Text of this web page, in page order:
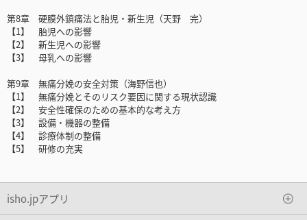
第8章 硬膜外鎮痛法と胎児・新生児（天野 完）
【1】 胎児への影響
【2】 新生児への影響
【3】 母乳への影響
第9章 無痛分娩の安全対策（海野信也）
【1】 無痛分娩とそのリスク要因に関する現状認識
【2】 安全性確保のための基本的な考え方
【3】 設備・機器の整備
【4】 診療体制の整備
【5】 研修の充実
isho.jpアプリ